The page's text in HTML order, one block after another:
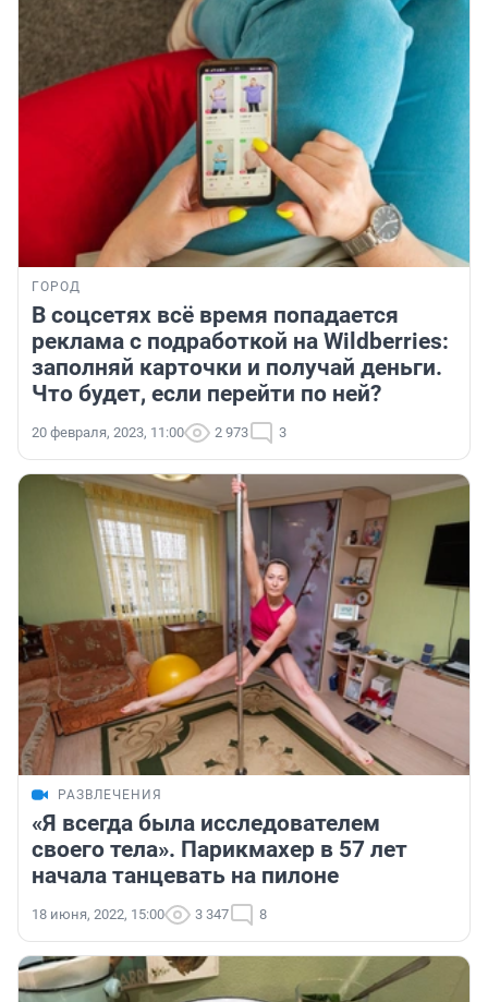
ГОРОД
В соцсетях всё время попадается
реклама с подработкой на Wildberries:
заполняй карточки и получай деньги.
Что будет, если перейти по ней?
20 февраля, 2023, 11:00 2 973 3
РАЗВЛЕЧЕНИЯ
«Я всегда была исследователем
своего тела». Парикмахер в 57 лет
начала танцевать на пилоне
18 июня, 2022, 15:00 3 347 8